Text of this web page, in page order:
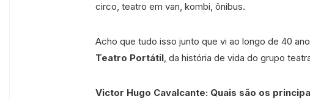
circo, teatro em van, kombi, ônibus.
Acho que tudo isso junto que vi ao longo de 40
Teatro Portátil, da história de vida do grupo
Victor Hugo Cavalcante: Quais são os